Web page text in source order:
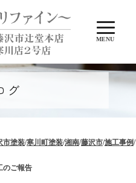
MENU
グ
市塗装/寒川町塗装/湘南/藤沢市/施工事例/
ご報告